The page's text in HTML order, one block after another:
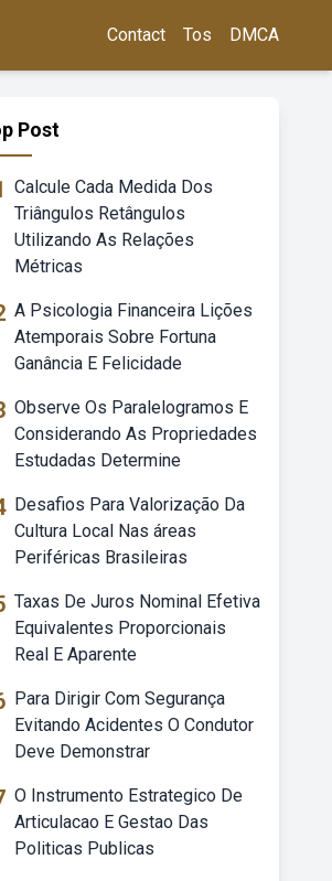
Contact Tos DMCA
Post
Calcule Cada Medida Dos
Triângulos Retângulos
Utilizando As Relações
Métricas
A Psicologia Financeira Lições
Atemporais Sobre Fortuna
Ganância E Felicidade
Observe Os Paralelogramos E
Considerando As Propriedades
Estudadas Determine
Desafios Para Valorização Da
Cultura Local Nas áreas
Periféricas Brasileiras
Taxas De Juros Nominal Efetiva
Equivalentes Proporcionais
Real E Aparente
Para Dirigir Com Segurança
Evitando Acidentes O Condutor
Deve Demonstrar
O Instrumento Estrategico De
Articulacao E Gestao Das
Politicas Publicas